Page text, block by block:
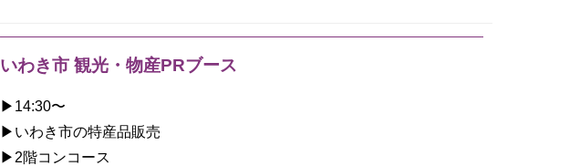
いわき市 観光・物産PRブース
▶︎14:30〜
▶︎いわき市の特産品販売
▶︎2階コンコース